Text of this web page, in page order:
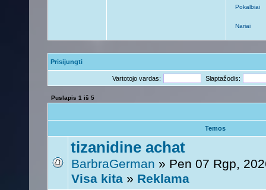
Pokalbiai
Nariai
Prisijungti
Vartotojo vardas: Slaptažodis:
Puslapis 1 iš 5
Temos
tizanidine achat
BarbraGerman » Pen 07 Rgp,
Visa kita » Reklama